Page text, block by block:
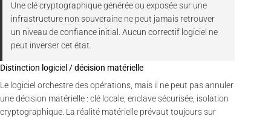
Une clé cryptographique générée ou exposée sur une
infrastructure non souveraine ne peut jamais retrouver
un niveau de confiance initial. Aucun correctif logiciel ne
peut inverser cet état.
Distinction logiciel / décision matérielle
Le logiciel orchestre des opérations, mais il ne peut pas annuler
une décision matérielle : clé locale, enclave sécurisée, isolation
cryptographique. La réalité matérielle prévaut toujours sur